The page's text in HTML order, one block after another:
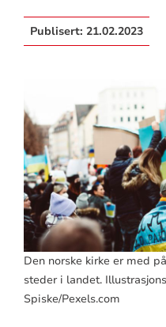
Publisert: 21.02.2023
Den norske kirke er med
steder i landet.
Spiske/Pexels.com